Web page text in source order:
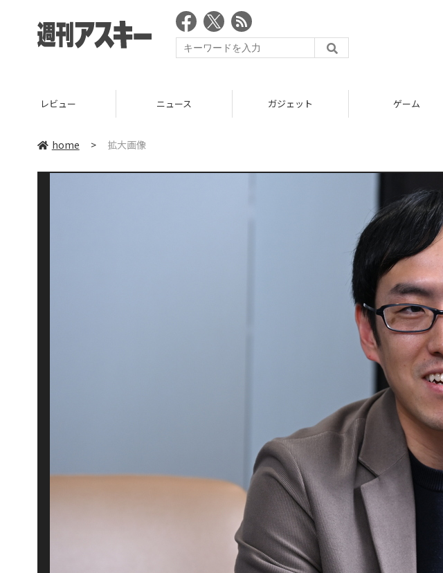
レビュー ニュース ガジェット ゲーム
home > 拡大画像